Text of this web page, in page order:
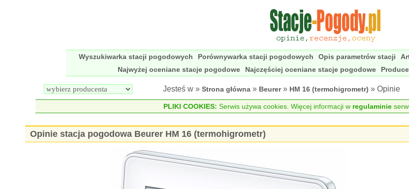
Wyszukiwarka stacji pogodowych Porównywarka stacji pogodowych Opis parametrów stacji
Najwyżej oceniane stacje pogodowe
Najczęściej oceniane stacje pogodowe
Jesteś w » Strona główna » Beurer» HM 16 (termohigrometr) » Opinie
PLIKI COOKIES: Serwis używa cookies. Więcej informacji w regulaminie
Opinie stacja pogodowa Beurer HM 16 (termohigrometr)